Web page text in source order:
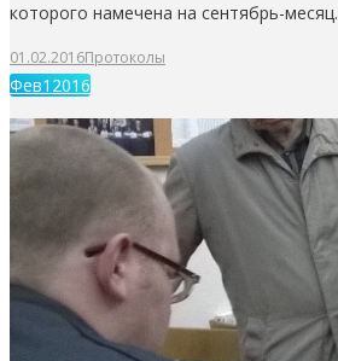
которого намечена на сентябрь-месяц.
01.02.2016Протоколы
Фев1 2016